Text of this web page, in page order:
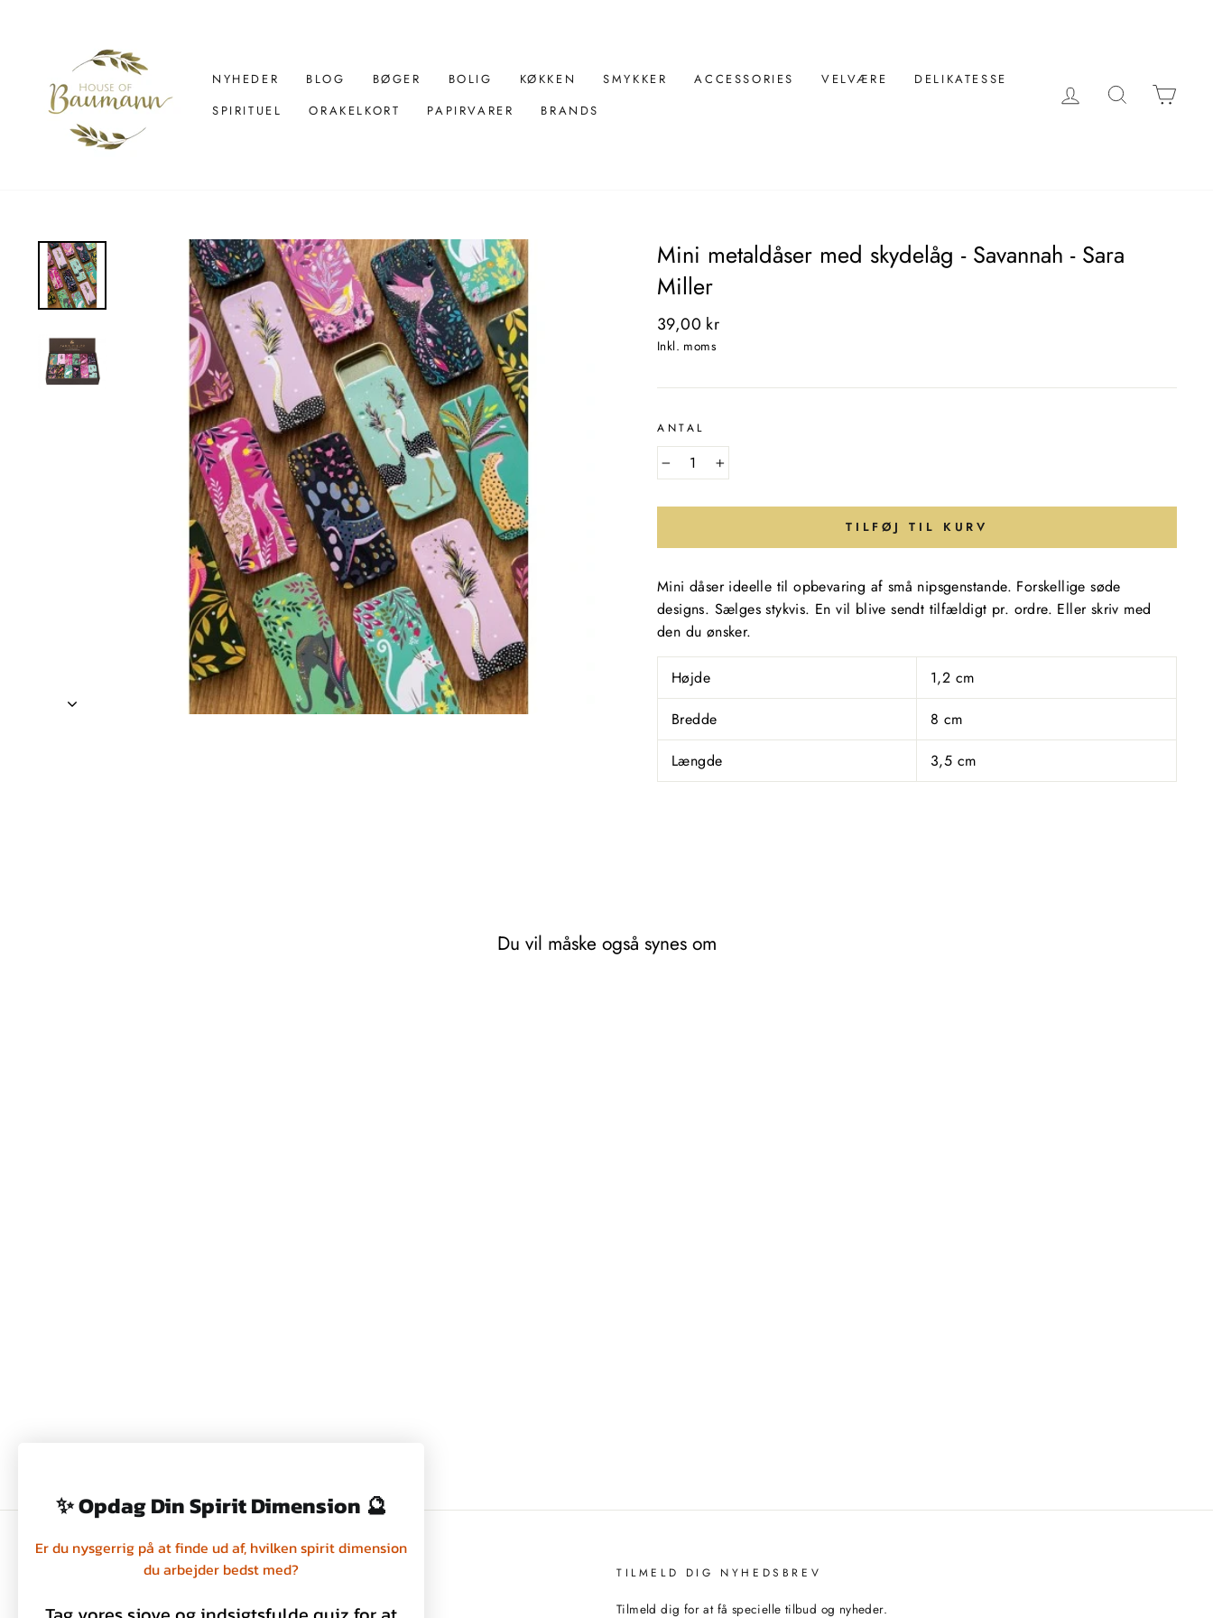
NYHEDER BLOG BØGER BOLIG KØKKEN SMYKKER ACCESSORIES VELVÆRE
DELIKATESSE
SPIRITUEL
ORAKELKORT PAPIRVARER BRANDS
LOG INDSØG
Mini metaldåser med skydelåg - Savannah - Sara
Miller
Normal
pris
39,00 kr
Inkl. moms
ANTAL
− +
TILFØJ TIL KURV
Mini dåser ideelle til opbevaring af små nipsgenstande. Forskellige søde
designs. Sælges stykvis. En vil blive sendt tilfældigt pr. ordre. Eller skriv med
den du ønsker.
Højde
1,2 cm
Bredde
8 cm
Længde
3,5 cm
Du vil måske også synes om
Privatlivspolitik
TILMELD DIG NYHEDSBREV
Tilmeld dig for at få specielle tilbud og nyheder.
✨ Opdag Din Spirit Dimension 🔮
Er du nysgerrig på at finde ud af, hvilken spirit dimension
du arbejder bedst med?